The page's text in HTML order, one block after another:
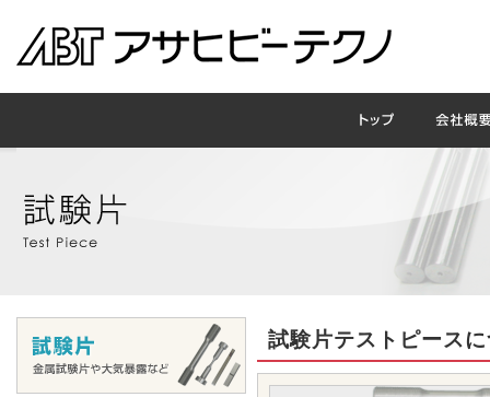
試験片テストピース